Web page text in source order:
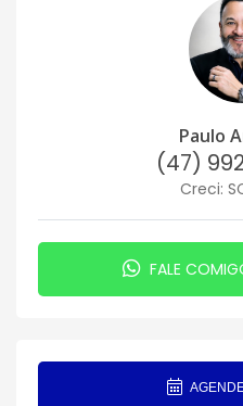
Paulo
(47)
Creci:
FALE